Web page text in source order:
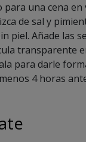
una cena
de sal y
piel. Añade las
transparente
para darle
4 horas